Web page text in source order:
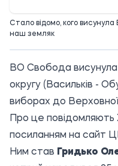
Стало відомо, кого
наш земляк
ВО Свобода
округу (Васильків -
виборах до Верховної
Про це повідомляють
посиланням на сайт
Ним став Гридько